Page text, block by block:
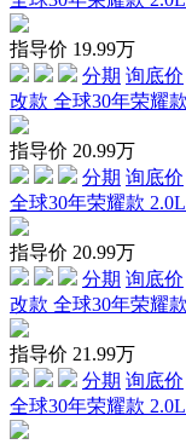
指导价 19.99万
分期 询底价
改款 全球30年荣耀
指导价 20.99万
分期 询底价
全球30年荣耀款
指导价 20.99万
分期 询底价
改款 全球30年荣耀
指导价 21.99万
分期 询底价
全球30年荣耀款